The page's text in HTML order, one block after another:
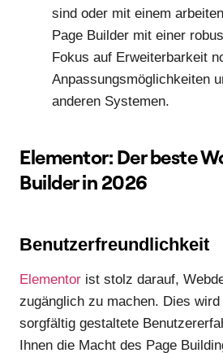
sind oder mit einem
Page Builder mit einer
Fokus auf Erweiterbarkeit
Anpassungsmöglichkeiten
anderen Systemen.
Elementor: Der beste
Builder in 2026
Benutzerfreundlichkeit
Elementor ist stolz darauf,
zugänglich zu machen. Dies
sorgfältig gestaltete
Ihnen die Macht des Page